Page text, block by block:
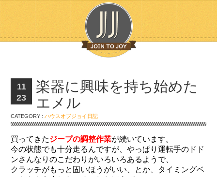
11
23
楽器に興味を持ち始めた
エメル
CATEGORY :ハウスオブジョイ日記
買ってきたジープの調整作業が続いています。
今の状態でも十分走るんですが、やっぱり運転手のドド
ンさんなりのこだわりがいろいろあるようで、
クラッチがもっと固いほうがいい、とか、タイミングベ